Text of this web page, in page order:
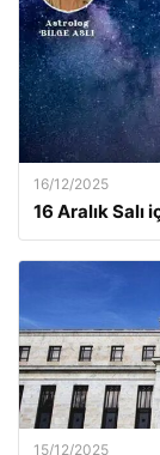
16/12/2025
16 Aralık Salı
15/12/2025